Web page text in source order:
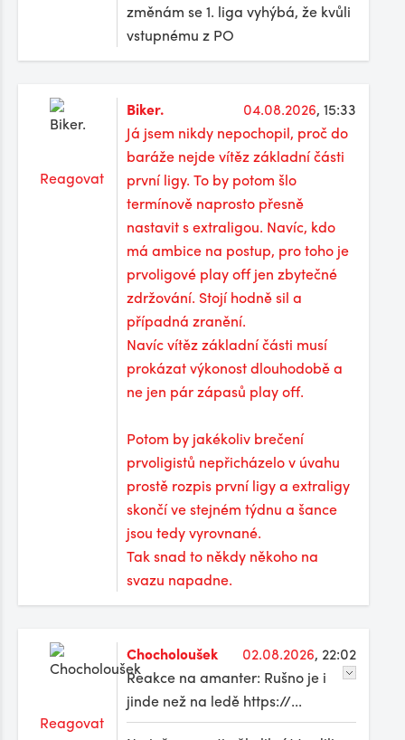
změnám se 1. liga vyhýbá, že kvůli
vstupnému z PO
Reagovat
Biker. 04.08.2026, 15:33
Já jsem nikdy nepochopil, proč do
baráže nejde vítěz základní části
první ligy. To by potom šlo
termínově naprosto přesně
nastavit s extraligou. Navíc, kdo
má ambice na postup, pro toho je
prvoligové play off jen zbytečné
zdržování. Stojí hodně sil a
případná zranění.
Navíc vítěz základní části musí
prokázat výkonost dlouhodobě a
ne jen pár zápasů play off.
Potom by jakékoliv brečení
prvoligistů nepřicházelo v úvahu
prostě rozpis první ligy a extraligy
skončí ve stejném týdnu a šance
jsou tedy vyrovnané.
Tak snad to někdy někoho na
svazu napadne.
Reagovat
Chocholoušek 02.08.2026, 22:02
Reakce na amanter: Rušno je i
jinde než na ledě https://...